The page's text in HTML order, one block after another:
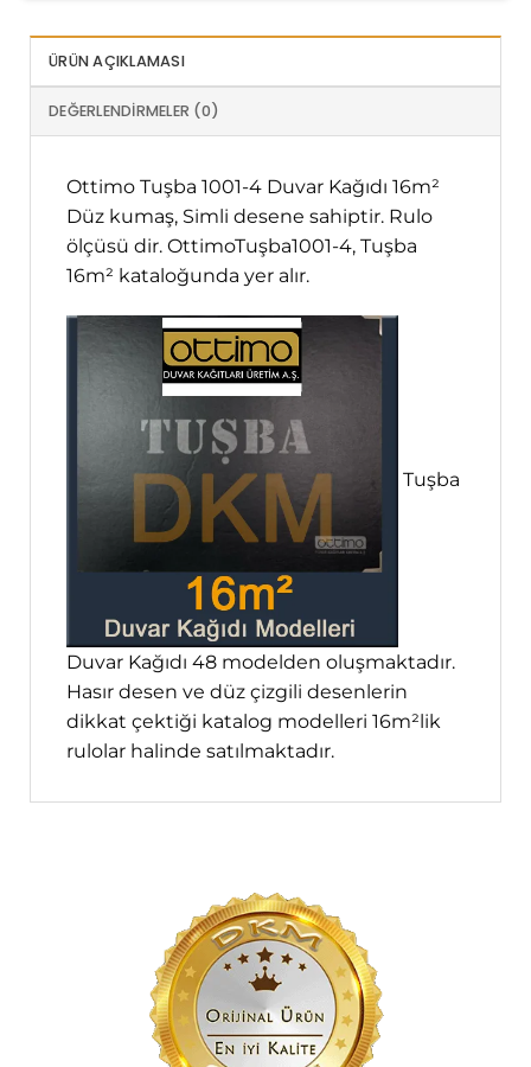
ÜRÜN AÇIKLAMASI
DEĞERLENDIRMELER (0)
Ottimo Tuşba 1001-4 Duvar Kağıdı 16m²
Düz kumaş, Simli desene sahiptir. Rulo
ölçüsü dir. OttimoTuşba1001-4, Tuşba
16m² kataloğunda yer alır.
Tuşba
Duvar Kağıdı 48 modelden oluşmaktadır.
Hasır desen ve düz çizgili desenlerin
dikkat çektiği katalog modelleri 16m²lik
rulolar halinde satılmaktadır.